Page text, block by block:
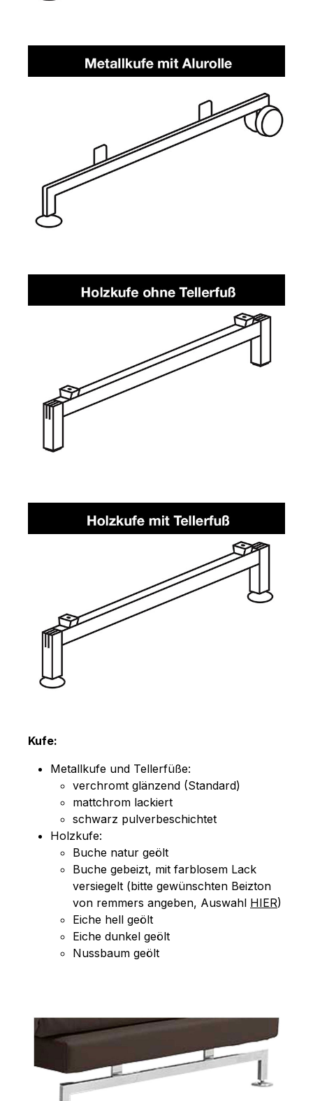
Kufe:
Metallkufe und Tellerfüße:
verchromt glänzend (Standard)
mattchrom lackiert
schwarz pulverbeschichtet
Holzkufe:
Buche natur geölt
Buche gebeizt, mit farblosem Lack
versiegelt (bitte gewünschten Beizton
von remmers angeben, Auswahl HIER)
Eiche hell geölt
Eiche dunkel geölt
Nussbaum geölt